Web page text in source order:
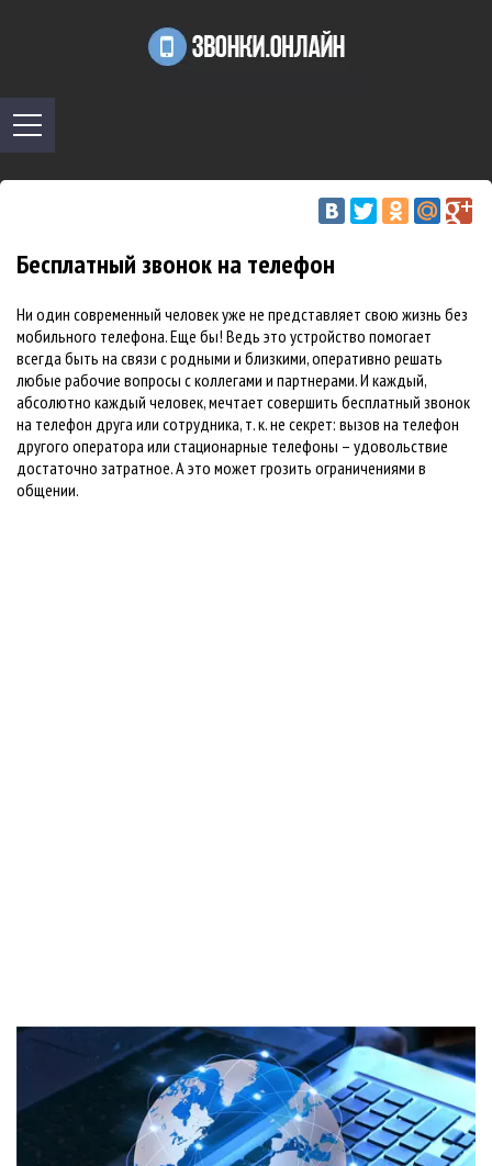
Бесплатный звонок на телефон
Ни один современный человек уже не представляет свою жизнь без
мобильного телефона. Еще бы! Ведь это устройство помогает
всегда быть на связи с родными и близкими, оперативно решать
любые рабочие вопросы с коллегами и партнерами. И каждый,
абсолютно каждый человек, мечтает совершить бесплатный звонок
на телефон друга или сотрудника, т. к. не секрет: вызов на телефон
другого оператора или стационарные телефоны – удовольствие
достаточно затратное. А это может грозить ограничениями в
общении.